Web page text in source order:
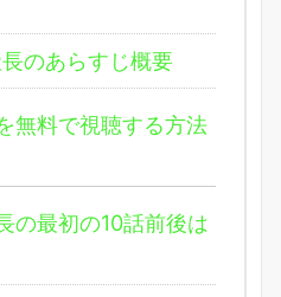
のあらすじ概要
無料で視聴する方法
の最初の10話前後は